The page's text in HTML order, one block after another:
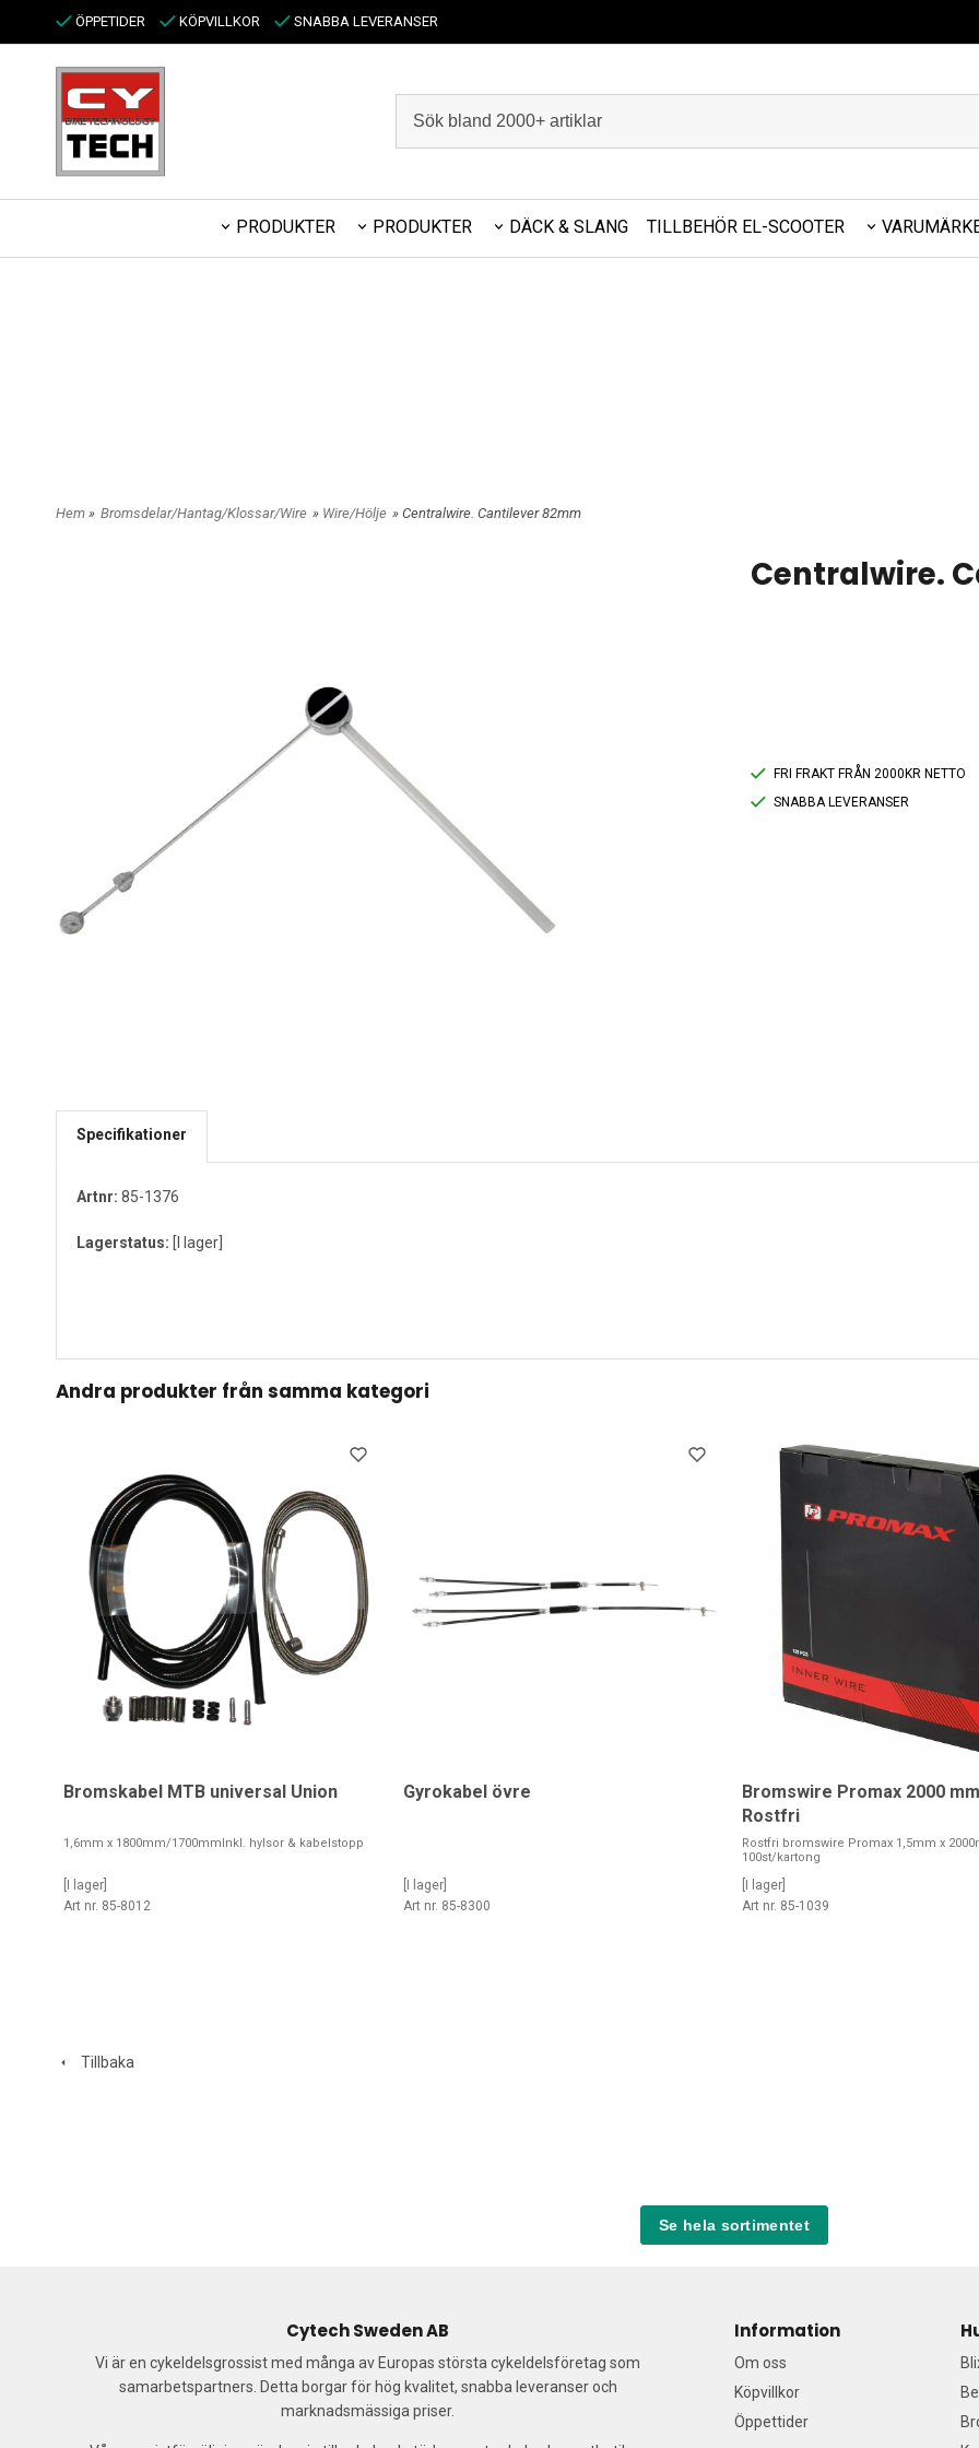
ÖPPETIDER KÖPVILLKOR SNABBA LEVERANSER
PRODUKTER PRODUKTER DÄCK & SLANG TILLBEHÖR EL-SCOOTER
Hem » Bromsdelar/Hantag/Klossar/Wire » Wire/Hölje » Centralwire. Cantilever 82mm
Centralwire.
FRI FRAKT FRÅN 2000KR NETTO
SNABBA LEVERANSER
Specifikationer
Artnr: 85-1376
Lagerstatus: [I lager]
Andra produkter från samma kategori
Bromskabel MTB universal Union
1,6mm x 1800mm/1700mmInkl. hylsor & kabelstopp
[I lager]
Art nr. 85-8012
Gyrokabel övre
[I lager]
Art nr. 85-8300
Bromswire Promax 2000
Rostfri
Rostfri bromswire Promax 1,5mm x
100st/kartong
[I lager]
Art nr. 85-1039
Tillbaka
Se hela sortimentet
Cytech Sweden AB
Vi är en cykeldelsgrossist med många av Europas största cykeldelsföretag som
samarbetspartners. Detta borgar för hög kvalitet, snabba leveranser och
marknadsmässiga priser.
Information
Om oss
Köpvillkor
Öppettider